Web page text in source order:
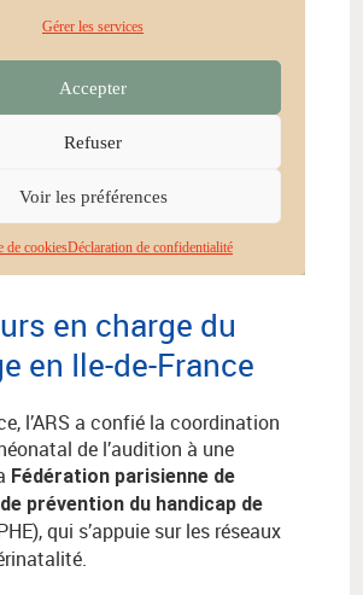
en charge du
en Ile-de-France
l’ARS a confié la coordination
de l’audition à une
Fédération parisienne de
prévention du handicap de
qui s’appuie sur les réseaux